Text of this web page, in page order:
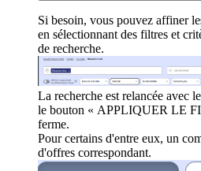
Si besoin, vous pouvez affiner
en sélectionnant des filtres et
de recherche.
La recherche est relancée avec
le bouton « APPLIQUER LE
ferme.
Pour certains d'entre eux, un
d'offres correspondant.